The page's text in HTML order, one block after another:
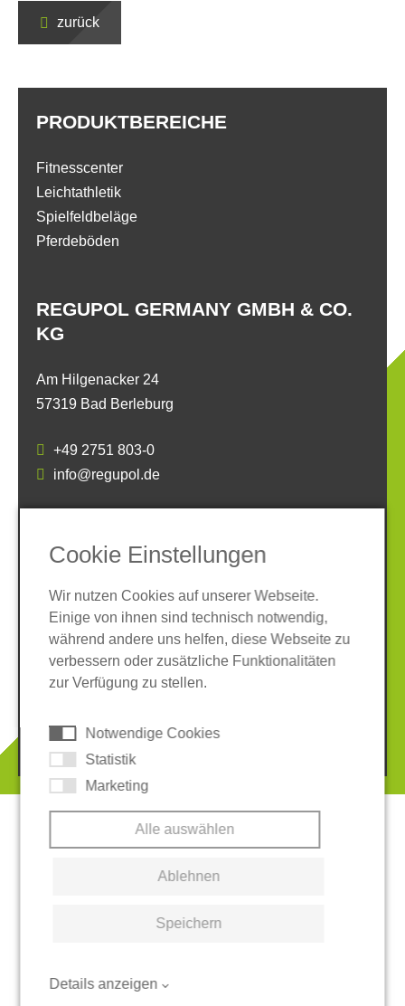
zurück
REGUPOL GERMANY GMBH & CO.
KG
Am Hilgenacker 24
57319 Bad Berleburg
+49 2751 803-0
info@regupol.de
PRODUKTBEREICHE
Fitnesscenter
Leichtathletik
Spielfeldbeläge
Pferdeböden
SOCIAL MEDIA
© 2026 REGUPOL Germany GmbH & Co. KG
Cookie Einstellungen
Wir nutzen Cookies auf unserer Webseite.
Einige von ihnen sind technisch notwendig,
während andere uns helfen, diese Webseite zu
verbessern oder zusätzliche Funktionalitäten
zur Verfügung zu stellen.
Notwendige Cookies
Statistik
Marketing
Alle auswählen
Ablehnen
Speichern
Details anzeigen